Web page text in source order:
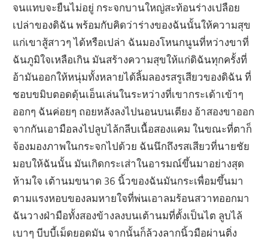
จนแทบจะยืนไม่อยู่ กระจกบานใหญ่สะท้อนร่างเปลือย
เปล่าของดิฉัน พร้อมกับคิดว่าร่างของฉันนั้นให้ความสุข
แก่เขาสู้สาวๆ ได้หรือเปล่า ฉันมองโหนกนูนที่หว่างขาที่
ฉันภูมิใจเหลือเกิน มันสร้างความสุขให้แก่ดิฉันทุกครั้งที่
อ้ามันออกให้หนุ่มทั้งหลายได้ลิ้มลองรสรูเสียวของดิฉัน ที่
ชอบขมิบตอดดุ้นเอ็นเล่นในระหว่างที่เขากระเด้าเข้าๆ
ออกๆ ฉันค่อยๆ ถอยหลังลงไปนอนบนเตียง อ้าสองขาออก
จากกันเอามือลงไปลูบไล้กลีบเนื้อสองแคม ในขณะที่ตาก็
จ้องมองภาพในกระจกไปด้วย ฉันนึกถึงรสเสียวที่นายชัย
มอบให้ฉันนั้น มันเกิดกระเส่าในอารมณ์ขึ้นมาอย่างสุด
ห้ามใจ เต้านมขนาด 36 นิ้วของฉันมันกระเพื่อมขึ้นมา
ตามแรงหอบของลมหายใจที่พ่นเอาลมร้อนสวาทออกมา
ฉันวางฝ่ามือทั้งสองข้างลงบนเต้านมที่ตั้งเป็นไต ลูบไล้
เบาๆ บีบบี้เม็ดยอดมัน จากนั้นก็ล้วงลากนิ้วมือผ่านติ่ง